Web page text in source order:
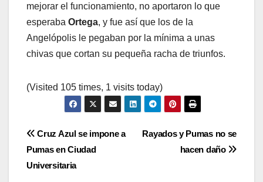
mejorar el funcionamiento, no aportaron lo que
esperaba Ortega, y fue así que los de la
Angelópolis le pegaban por la mínima a unas
chivas que cortan su pequeña racha de triunfos.
(Visited 105 times, 1 visits today)
Navegación
de
Rayados y Pumas no se
hacen daño
Cruz Azul se impone a
Pumas en Ciudad
Universitaria